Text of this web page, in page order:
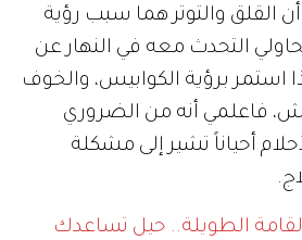
القلق والتوتر هما سبب رؤية
التحدث معه في النهار عن
استمر برؤية الكوابيس، والخوف
فاعلمي أنه من الضروري
أحياناً تشير إلى مشكلة
الطويلة.. حيل تساعدك